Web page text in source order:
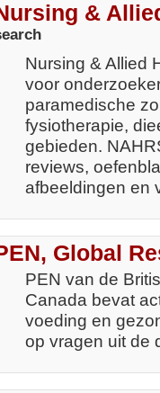
&
Nursing & Allied
voor
paramedische
fysiotherapie,
gebieden.
reviews,
afbeeldingen en
Global
PEN van de
Canada bevat
voeding en
op vragen uit de